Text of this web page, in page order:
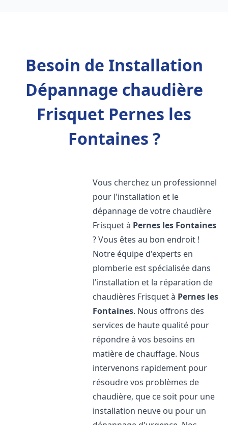
Besoin de Installation
Dépannage chaudière
Frisquet Pernes les
Fontaines ?
Vous cherchez un professionnel
pour l'installation et le
dépannage de votre chaudière
Frisquet à Pernes les Fontaines
? Vous êtes au bon endroit !
Notre équipe d'experts en
plomberie est spécialisée dans
l'installation et la réparation de
chaudières Frisquet à Pernes les
Fontaines. Nous offrons des
services de haute qualité pour
répondre à vos besoins en
matière de chauffage. Nous
intervenons rapidement pour
résoudre vos problèmes de
chaudière, que ce soit pour une
installation neuve ou pour un